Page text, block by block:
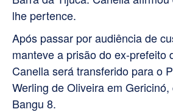
lhe pertence.
Após passar por audiência de
manteve a prisão do ex-prefeito
Canella será transferido para o
Werling de Oliveira em
Bangu 8.